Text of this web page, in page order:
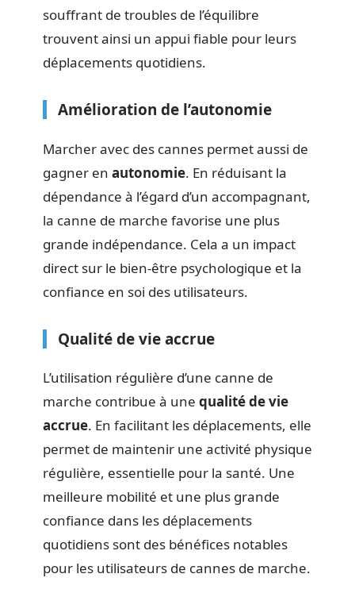
souffrant de troubles de l’équilibre
trouvent ainsi un appui fiable pour leurs
déplacements quotidiens.
Amélioration de l’autonomie
Marcher avec des cannes permet aussi de
gagner en autonomie. En réduisant la
dépendance à l’égard d’un accompagnant,
la canne de marche favorise une plus
grande indépendance. Cela a un impact
direct sur le bien-être psychologique et la
confiance en soi des utilisateurs.
Qualité de vie accrue
L’utilisation régulière d’une canne de
marche contribue à une qualité de vie
accrue. En facilitant les déplacements, elle
permet de maintenir une activité physique
régulière, essentielle pour la santé. Une
meilleure mobilité et une plus grande
confiance dans les déplacements
quotidiens sont des bénéfices notables
pour les utilisateurs de cannes de marche.